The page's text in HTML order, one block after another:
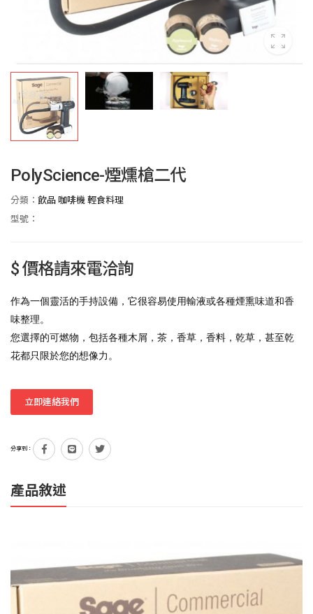
PolyScience-煙燻槍二代
分類： 飲品 咖啡機 輕食料理
型號：
$ 價格請來電洽詢
作為一個靈活的手持設備，它很容易使用輸液或各種煙熏味道和香
味整理。
您選擇的可燃物，包括各種木屑，茶，香草，香料，乾草，甚至乾
花都只限於您的想像力。
立即連絡我們
分享到：
產品敘述